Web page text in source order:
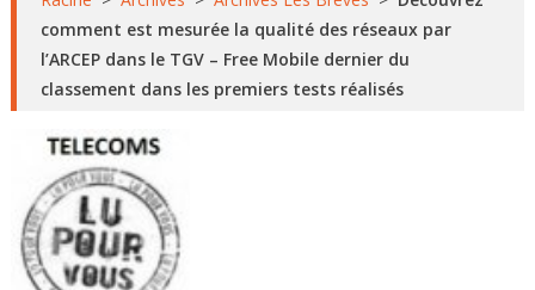
comment est mesurée la qualité des réseaux par
l’ARCEP dans le TGV – Free Mobile dernier du
classement dans les premiers tests réalisés